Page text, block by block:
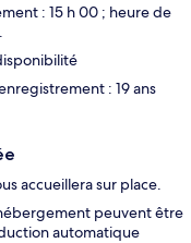
: 15 h 00 ; heure de
: 19 ans
accueillera sur place.
peuvent être
automatique